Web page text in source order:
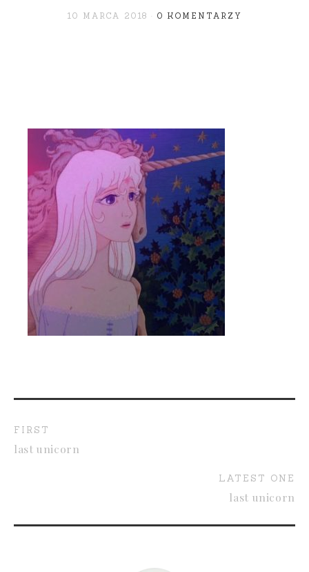
10 MARCA 2018 0 KOMENTARZY
FIRST
last unicorn
LATEST ONE
last unicorn